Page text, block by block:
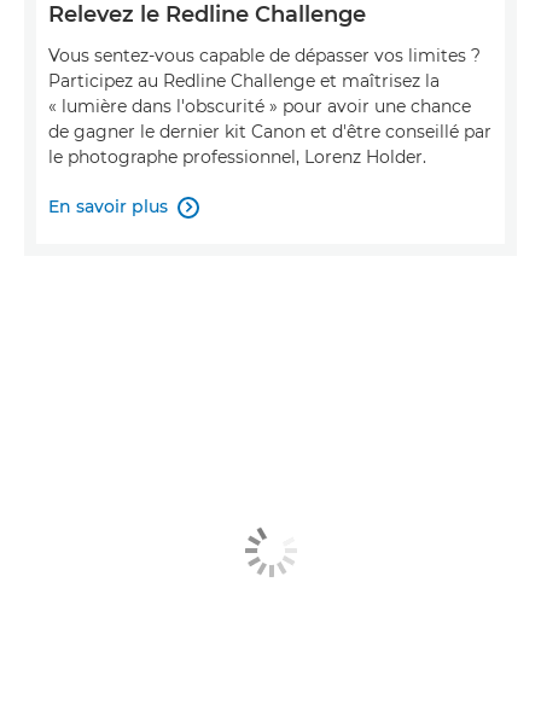
Relevez le Redline Challenge
Vous sentez-vous capable de dépasser vos limites ?
Participez au Redline Challenge et maîtrisez la
« lumière dans l'obscurité » pour avoir une chance
de gagner le dernier kit Canon et d'être conseillé par
le photographe professionnel, Lorenz Holder.
En savoir plus 